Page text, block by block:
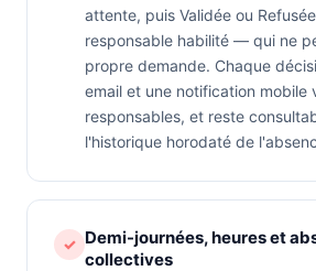
attente, puis Validée ou
responsable habilité — qui ne
propre demande. Chaque
email et une notification mobile
responsables, et reste
l'historique horodaté de
✓ Demi-journées, heures et
collectives